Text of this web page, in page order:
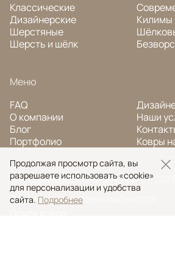
Классические
Дизайнерские
Шерстяные
Шерсть и шёлк
Килимы
Меню
FAQ
О компании
Блог
Портфолио
Наши
Ковры
© Ansy Carpet Company 2005 — 2026
Политика конфиденциальности
Продолжая просмотр сайта, вы
разрешаете использовать «cookie»
для персонализации и удобства
сайта. Подробнее